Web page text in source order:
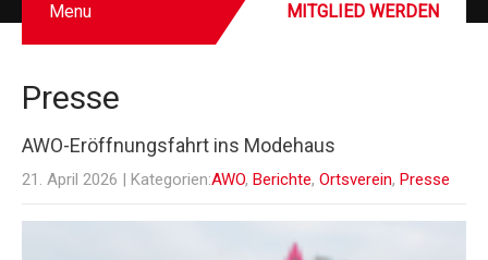
Menu MITGLIED WERDEN
Presse
AWO-Eröffnungsfahrt ins Modehaus
21. April 2026 | Kategorien:AWO, Berichte, Ortsverein, Presse